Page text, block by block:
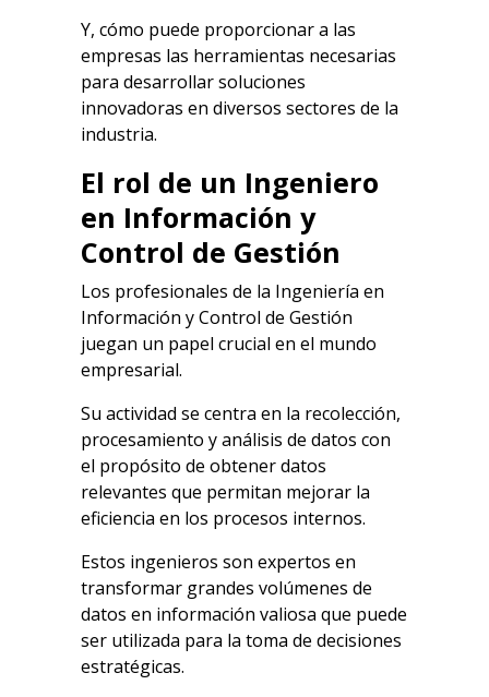
Y, cómo puede proporcionar a las
empresas las herramientas necesarias
para desarrollar soluciones
innovadoras en diversos sectores de la
industria.
El rol de un Ingeniero
en Información y
Control de Gestión
Los profesionales de la Ingeniería en
Información y Control de Gestión
juegan un papel crucial en el mundo
empresarial.
Su actividad se centra en la recolección,
procesamiento y análisis de datos con
el propósito de obtener datos
relevantes que permitan mejorar la
eficiencia en los procesos internos.
Estos ingenieros son expertos en
transformar grandes volúmenes de
datos en información valiosa que puede
ser utilizada para la toma de decisiones
estratégicas.